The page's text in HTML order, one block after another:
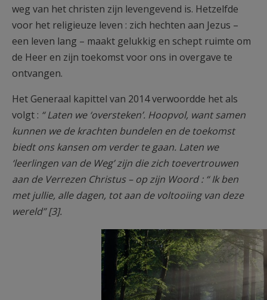
weg van het christen zijn levengevend is. Hetzelfde
voor het religieuze leven : zich hechten aan Jezus –
een leven lang – maakt gelukkig en schept ruimte om
de Heer en zijn toekomst voor ons in overgave te
ontvangen.
Het Generaal kapittel van 2014 verwoordde het als
volgt : “ Laten we ‘oversteken’. Hoopvol, want samen
kunnen we de krachten bundelen en de toekomst
biedt ons kansen om verder te gaan. Laten we
‘leerlingen van de Weg’ zijn die zich toevertrouwen
aan de Verrezen Christus – op zijn Woord : “ Ik ben
met jullie, alle dagen, tot aan de voltooiing van deze
wereld” [3].